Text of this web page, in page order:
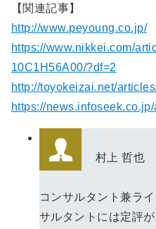
【関連記事】
http://www.peyoung.co.jp/
https://www.nikkei.com/
10C1H56A00/?df=2
http://toyokeizai.net/
https://
村上 哲也
コンサルタント兼ラ
サルタントには定評